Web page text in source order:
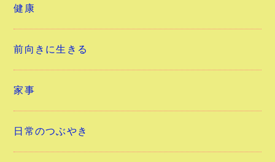
健康
前向きに生きる
家事
日常のつぶやき